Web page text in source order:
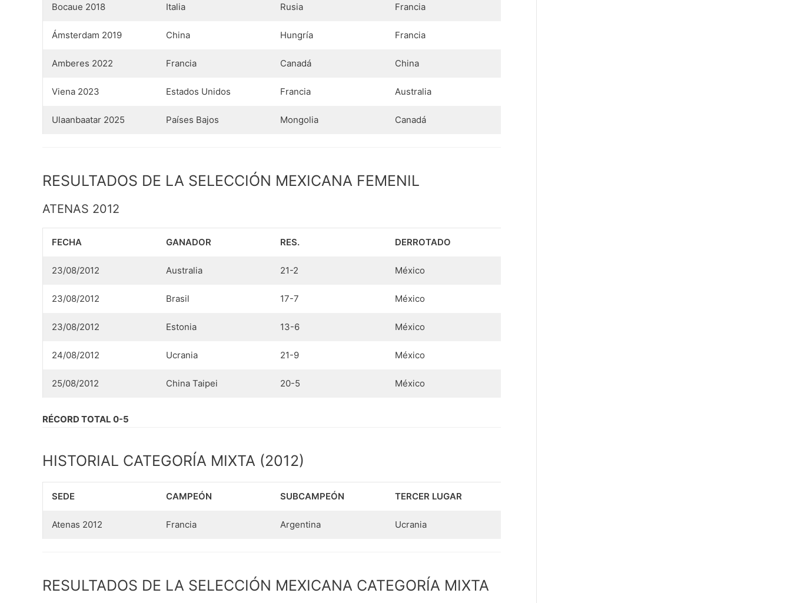
Bocaue 2018 Italia Rusia Francia
Ámsterdam 2019 China Hungría Francia
Amberes 2022 Francia Canadá China
Viena 2023 Estados Unidos Francia Australia
Ulaanbaatar 2025 Países Bajos Mongolia Canadá
RESULTADOS DE LA SELECCIÓN MEXICANA FEMENIL
ATENAS 2012
FECHA GANADOR RES. DERROTADO
23/08/2012 Australia 21-2 México
23/08/2012 Brasil 17-7 México
23/08/2012 Estonia 13-6 México
24/08/2012 Ucrania 21-9 México
25/08/2012 China Taipei 20-5 México
RÉCORD TOTAL 0-5
HISTORIAL CATEGORÍA MIXTA (2012)
SEDE CAMPEÓN SUBCAMPEÓN TERCER LUGAR
Atenas 2012 Francia Argentina Ucrania
RESULTADOS DE LA SELECCIÓN MEXICANA CATEGORÍA MIXTA